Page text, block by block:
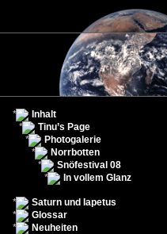
Inhalt
Tinu’s Page
Photogalerie
Norrbotten
Snöfestival 08
In vollem Glanz
Saturn und Iapetus
Glossar
Neuheiten